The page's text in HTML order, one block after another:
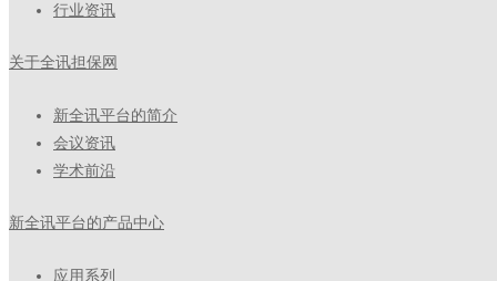
行业资讯
关于全讯担保网
新全讯平台的简介
会议资讯
学术前沿
新全讯平台的产品中心
应用系列